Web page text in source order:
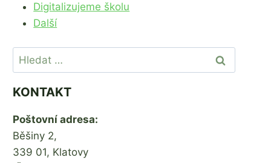
Digitalizujeme školu
Další
Vyhledávání
KONTAKT
Poštovní adresa:
Běšiny 2,
339 01, Klatovy